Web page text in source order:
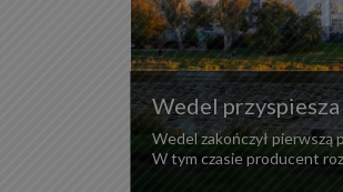
Wedel
Wedel zakończył pierwszą
W tym czasie producent